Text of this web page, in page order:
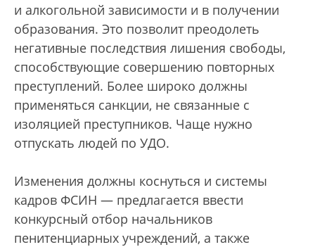
и алкогольной зависимости и в получении
образования. Это позволит преодолеть
негативные последствия лишения свободы,
способствующие совершению повторных
преступлений. Более широко должны
применяться санкции, не связанные с
изоляцией преступников. Чаще нужно
отпускать людей по УДО.
Изменения должны коснуться и системы
кадров ФСИН — предлагается ввести
конкурсный отбор начальников
пенитенциарных учреждений, а также